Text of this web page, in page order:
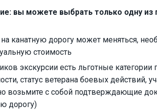
вы можете выбрать только одну из
канатную дорогу может меняться,
стоимость
экскурсии есть льготные категории
статус ветерана боевых действий,
возьмите с собой подтверждающие
дорогу)